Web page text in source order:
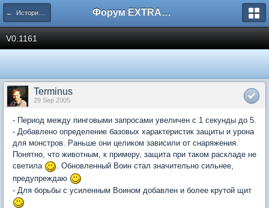
← История версий Форум EXTRACTOR.ru
V0.1161
Terminus
29 Sep 2005
- Период между пинговыми запросами увеличен с 1 секунды до 5.
- Добавлено определение базовых характеристик защиты и урона
для монстров. Раньше они целиком зависили от снаряжения.
Понятно, что животным, к примеру, защита при таком раскладе не
светила
. Обновленный Воин стал значительно сильнее,
предупреждаю
- Для борьбы с усиленным Воином добавлен и более крутой щит